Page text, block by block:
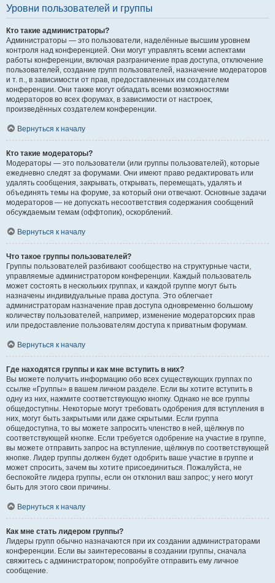
Уровни пользователей и группы
Кто такие администраторы?
Администраторы — это пользователи, наделённые высшим уровнем
контроля над конференцией. Они могут управлять всеми аспектами
работы конференции, включая разграничение прав доступа, отключение
пользователей, создание групп пользователей, назначение модераторов
и т. п., в зависимости от прав, предоставленных им создателем
конференции. Они также могут обладать всеми возможностями
модераторов во всех форумах, в зависимости от настроек,
произведённых создателем конференции.
Вернуться к началу
Кто такие модераторы?
Модераторы — это пользователи (или группы пользователей), которые
ежедневно следят за форумами. Они имеют право редактировать или
удалять сообщения, закрывать, открывать, перемещать, удалять и
объединять темы на форуме, за который они отвечают. Основные задачи
модераторов — не допускать несоответствия содержания сообщений
обсуждаемым темам (оффтопик), оскорблений.
Вернуться к началу
Что такое группы пользователей?
Группы пользователей разбивают сообщество на структурные части,
управляемые администратором конференции. Каждый пользователь
может состоять в нескольких группах, и каждой группе могут быть
назначены индивидуальные права доступа. Это облегчает
администраторам назначение прав доступа одновременно большому
количеству пользователей, например, изменение модераторских прав
или предоставление пользователям доступа к приватным форумам.
Вернуться к началу
Где находятся группы и как мне вступить в них?
Вы можете получить информацию обо всех существующих группах по
ссылке «Группы» в вашем личном разделе. Если вы хотите вступить в
одну из них, нажмите соответствующую кнопку. Однако не все группы
общедоступны. Некоторые могут требовать одобрения для вступления в
них, могут быть закрытыми или даже скрытыми. Если группа
общедоступна, то вы можете запросить членство в ней, щёлкнув по
соответствующей кнопке. Если требуется одобрение на участие в группе,
вы можете отправить запрос на вступление, щёлкнув по соответствующей
кнопке. Лидер группы должен будет одобрить ваше участие в группе и
может спросить, зачем вы хотите присоединиться. Пожалуйста, не
беспокойте лидера группы, если он отклонил ваш запрос; у него могут
быть для этого свои причины.
Вернуться к началу
Как мне стать лидером группы?
Лидеры групп обычно назначаются при их создании администраторами
конференции. Если вы заинтересованы в создании группы, сначала
свяжитесь с администратором; попробуйте отправить ему личное
сообщение.